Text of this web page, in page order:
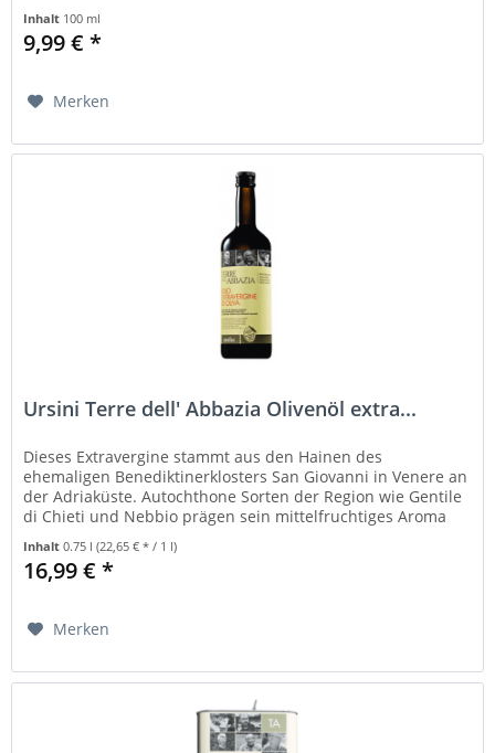
Inhalt 100 ml
9,99 € *
Merken
Ursini Terre dell' Abbazia Olivenöl extra...
Dieses Extravergine stammt aus den Hainen des
ehemaligen Benediktinerklosters San Giovanni in Venere an
der Adriaküste. Autochthone Sorten der Region wie Gentile
di Chieti und Nebbio prägen sein mittelfruchtiges Aroma
Inhalt0.75 l(22,65 € * / 1 l)
16,99 € *
Merken